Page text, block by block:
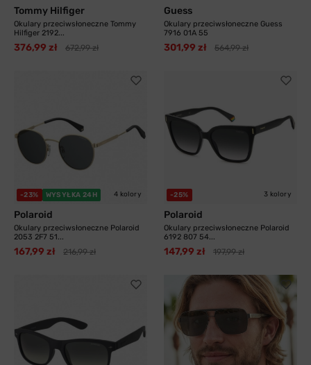
Tommy Hilfiger
Okulary przeciwsłoneczne Tommy
Hilfiger 2192...
376,99 zł 672,99 zł
Guess
Okulary przeciwsłoneczne Guess
7916 01A 55
301,99 zł 564,99 zł
-23% WYSYŁKA 24H 4 kolory
Polaroid
Okulary przeciwsłoneczne Polaroid
2053 2F7 51...
167,99 zł 216,99 zł
-25% 3 kolory
Polaroid
Okulary przeciwsłoneczne Polaroid
6192 807 54...
147,99 zł 197,99 zł